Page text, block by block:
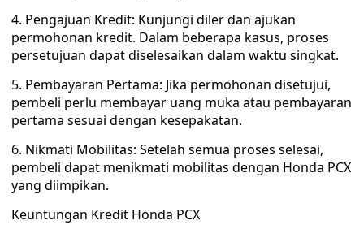
4. Pengajuan Kredit: Kunjungi diler dan ajukan
permohonan kredit. Dalam beberapa kasus, proses
persetujuan dapat diselesaikan dalam waktu singkat.
5. Pembayaran Pertama: Jika permohonan disetujui,
pembeli perlu membayar uang muka atau pembayaran
pertama sesuai dengan kesepakatan.
6. Nikmati Mobilitas: Setelah semua proses selesai,
pembeli dapat menikmati mobilitas dengan Honda PCX
yang diimpikan.
Keuntungan Kredit Honda PCX